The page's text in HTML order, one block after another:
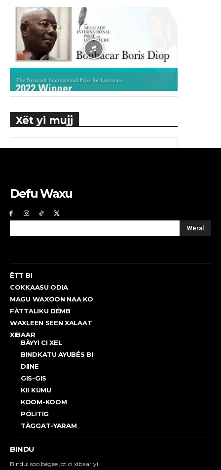
Xët yi mujj
Defu Waxu
Wëral
ËTT BI
COKKAASU ODIA
MAGU WAXOON NAA KO
FÀTTALIKU DÉMB
WAXLEEN SEEN XALAAT
XIBAAR
BÀYYI CI XEL
BINDKATU AYUBÉS BI
DIINE
GIS-GIS
KII KUMU
KOOM-KOOM
PÓLITIG
TÀGGAT-YARAM
BINDU
Bindul soo bëgee jot ci xibaar yi